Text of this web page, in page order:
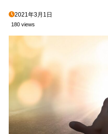
2021年3月1日
180 views